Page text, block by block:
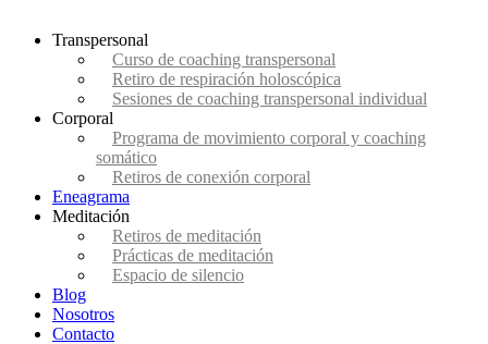
Transpersonal
Curso de coaching transpersonal
Retiro de respiración holoscópica
Sesiones de coaching transpersonal individual
Corporal
Programa de movimiento corporal y coaching
somático
Retiros de conexión corporal
Eneagrama
Meditación
Retiros de meditación
Prácticas de meditación
Espacio de silencio
Blog
Nosotros
Contacto